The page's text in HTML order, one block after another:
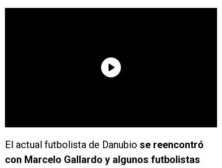
El actual futbolista de Danubio se reencontró
con Marcelo Gallardo y algunos futbolistas